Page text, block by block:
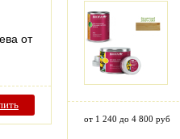
от
от 1 240 до 4 800 руб